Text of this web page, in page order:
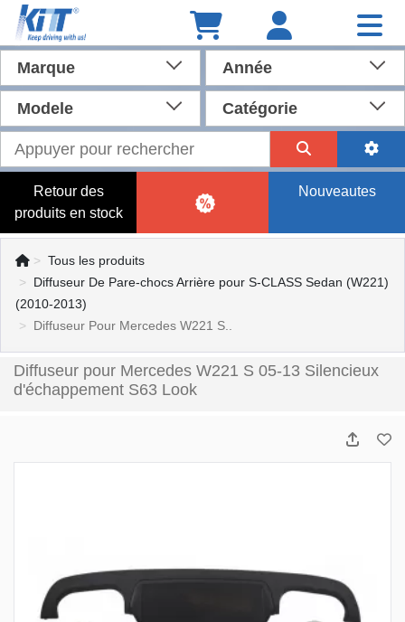
Marque Année
Modele Catégorie
Retour des
produits en stock
Nouveautes
Tous les produits
Diffuseur De Pare-chocs Arrière pour S-CLASS Sedan (W221)
(2010-2013)
Diffuseur Pour Mercedes W221 S..
Diffuseur pour Mercedes W221 S 05-13 Silencieux
d'échappement S63 Look